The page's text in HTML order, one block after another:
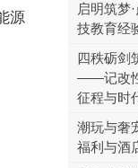
源
启明筑梦
技教育经
四秩砺剑
——记改
征程与时
潮玩与奢
福利与酒